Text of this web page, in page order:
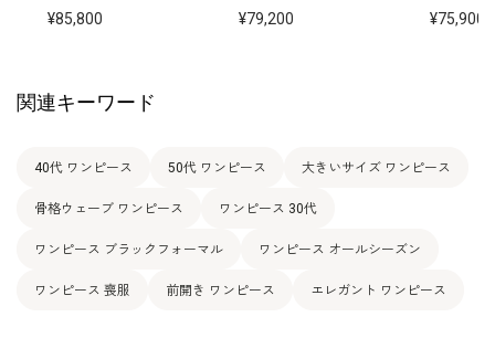
素材
切替 トリアセテート 85％
85,800 79,200 75,900
関連キーワード
40代 ワンピース 50代 ワンピース 大きいサイズ ワンピース
骨格ウェーブ ワンピース ワンピース 30代
ワンピース ブラックフォーマル ワンピース オールシーズン
ワンピース 喪服 前開き ワンピース エレガント ワンピース